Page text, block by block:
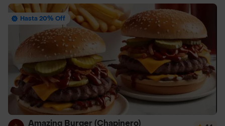
Hasta 20% Off
Amazing Burger (Chapinero)